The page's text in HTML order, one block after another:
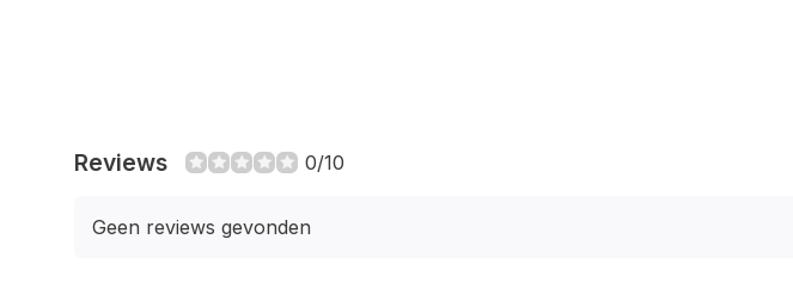
Reviews 0/10
Geen reviews gevonden